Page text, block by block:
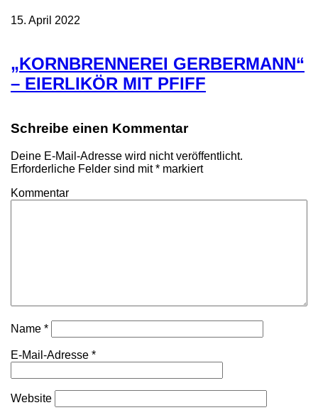
15. April 2022
„KORNBRENNEREI GERBERMANN“
– EIERLIKÖR MIT PFIFF
Schreibe einen Kommentar
Deine E-Mail-Adresse wird nicht veröffentlicht.
Erforderliche Felder sind mit* markiert
Kommentar
Name *
E-Mail-Adresse *
Website